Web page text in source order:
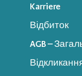
Karriere
Відбиток
AGB –